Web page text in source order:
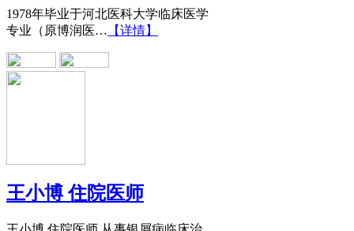
专业（原博润医…【详情】
疗与科研多年…【详情】